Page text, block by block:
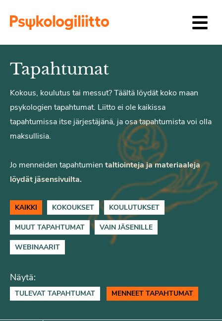
Tapahtumat
Kokous, koulutus tai messut? Täältä löydät koko maan
psykologien tapahtumat. Liitto ei ole kaikissa
tapahtumissa itse järjestäjänä, ja osa tapahtumista voi olla
maksullisia.
Jo menneiden tapahtumien taltiointeja ja materiaaleja
löydät jäsensivuilta.
KAIKKI KOKOUKSET KOULUTUKSET
MUUT TAPAHTUMAT VAIN JÄSENILLE
WEBINAARIT
Näytä:
TULEVAT TAPAHTUMAT MENNEET TAPAHTUMAT